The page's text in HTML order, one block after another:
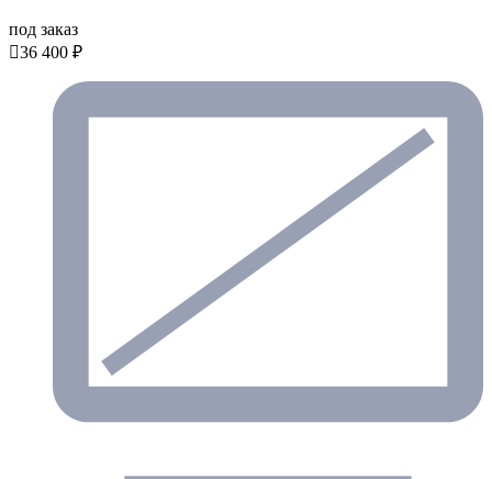
под заказ
36 400 ₽